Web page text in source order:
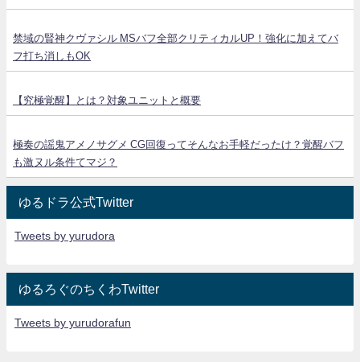
禁域の賢神クヴァシル MSバフ全部クリティカルUP！強化に加えてバ
フ打ち消しもOK
【究極覚醒】とは？対象ユニットと概要
極奏の謡鬼アメノサグメ CG回復ってそんなお手軽だったけ？覚醒バフ
も激ヌル条件てマジ？
ゆるドラ公式Twitter
Tweets by yurudora
ゆるろぐのちくわTwitter
Tweets by yurudorafun